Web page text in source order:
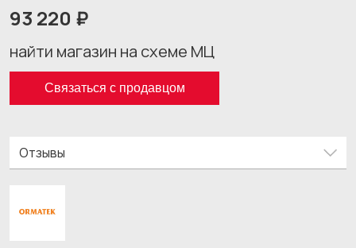
93 220 ₽
найти магазин на схеме МЦ
Связаться с продавцом
Отзывы